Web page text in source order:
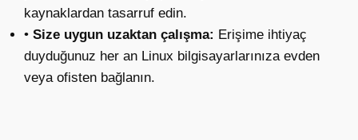
kaynaklardan tasarruf edin.
• Size uygun uzaktan çalışma: Erişime ihtiyaç
duyduğunuz her an Linux bilgisayarlarınıza evden
veya ofisten bağlanın.